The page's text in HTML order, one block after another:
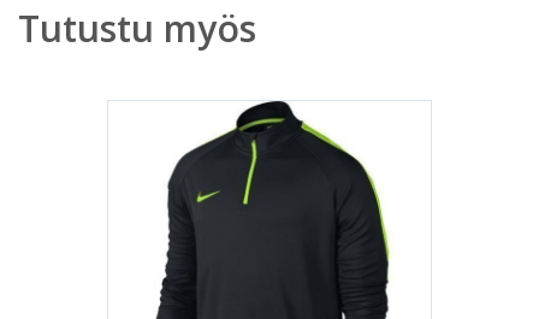
Tutustu myös